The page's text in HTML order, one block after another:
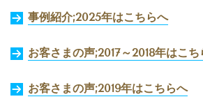
事例紹介;2025年はこちらへ
お客さまの声;2017～2018年はこち
お客さまの声;2019年はこちらへ